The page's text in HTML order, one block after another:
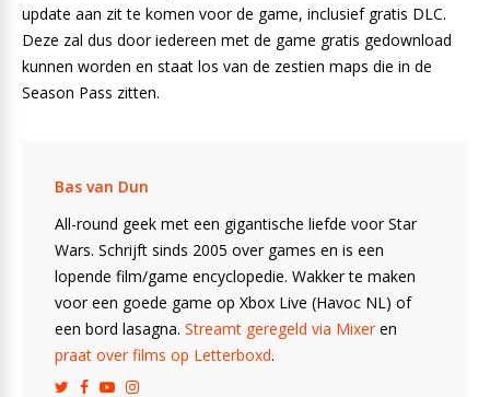
update aan zit te komen voor de game, inclusief gratis DLC.
Deze zal dus door iedereen met de game gratis gedownload
kunnen worden en staat los van de zestien maps die in de
Season Pass zitten.
Bas van Dun
All-round geek met een gigantische liefde voor Star
Wars. Schrijft sinds 2005 over games en is een
lopende film/game encyclopedie. Wakker te maken
voor een goede game op Xbox Live (Havoc NL) of
een bord lasagna. Streamt geregeld via Mixeren
praat over films op Letterboxd.